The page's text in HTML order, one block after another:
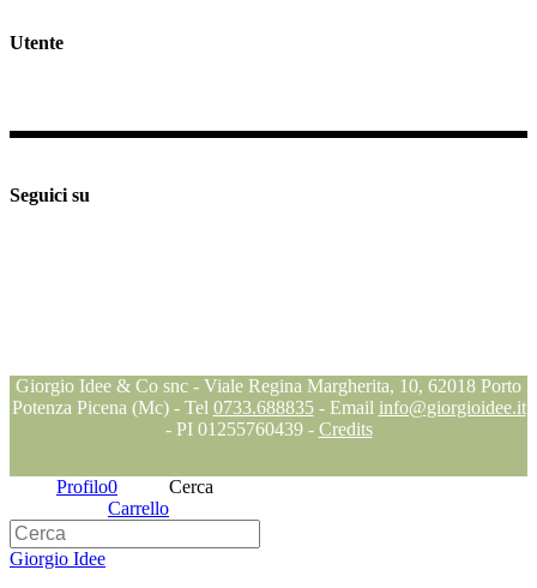
Utente
Seguici su
Giorgio Idee & Co snc - Viale Regina Margherita, 10, 62018 Porto
Potenza Picena (Mc) - Tel 0733.688835- Email info@giorgioidee.it
- PI 01255760439 - Credits
Profilo0
Carrello
Cerca
Giorgio Idee